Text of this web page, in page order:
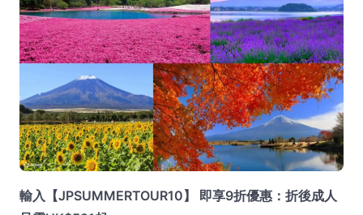
輸入【JPSUMMERTOUR10】 即享9折優惠：折後成人